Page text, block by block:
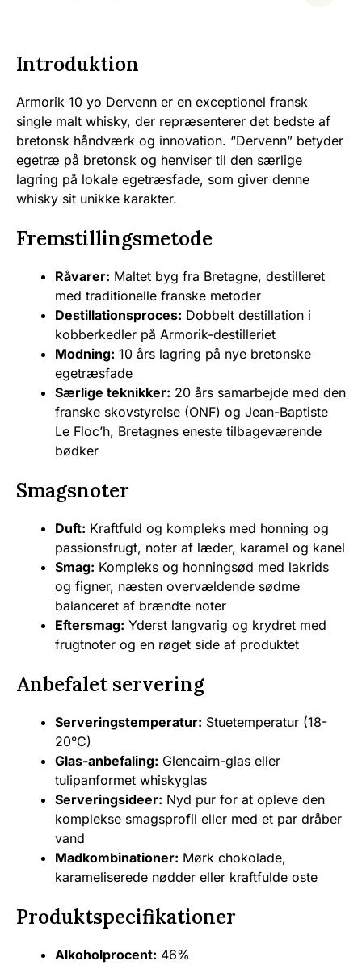
Introduktion
Armorik 10 yo Dervenn er en exceptionel fransk
single malt whisky, der repræsenterer det bedste af
bretonsk håndværk og innovation. “Dervenn” betyder
egetræ på bretonsk og henviser til den særlige
lagring på lokale egetræsfade, som giver denne
whisky sit unikke karakter.
Fremstillingsmetode
Råvarer: Maltet byg fra Bretagne, destilleret
med traditionelle franske metoder
Destillationsproces: Dobbelt destillation i
kobberkedler på Armorik-destilleriet
Modning: 10 års lagring på nye bretonske
egetræsfade
Særlige teknikker: 20 års samarbejde med den
franske skovstyrelse (ONF) og Jean-Baptiste
Le Floc’h, Bretagnes eneste tilbageværende
bødker
Smagsnoter
Duft: Kraftfuld og kompleks med honning og
passionsfrugt, noter af læder, karamel og kanel
Smag: Kompleks og honningsød med lakrids
og figner, næsten overvældende sødme
balanceret af brændte noter
Eftersmag: Yderst langvarig og krydret med
frugtnoter og en røget side af produktet
Anbefalet servering
Serveringstemperatur: Stuetemperatur (18-
20°C)
Glas-anbefaling: Glencairn-glas eller
tulipanformet whiskyglas
Serveringsideer: Nyd pur for at opleve den
komplekse smagsprofil eller med et par dråber
vand
Madkombinationer: Mørk chokolade,
karameliserede nødder eller kraftfulde oste
Produktspecifikationer
Alkoholprocent: 46%